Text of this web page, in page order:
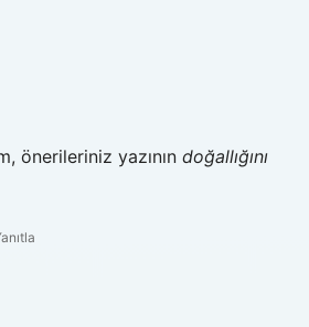
önerileriniz yazının doğallığını